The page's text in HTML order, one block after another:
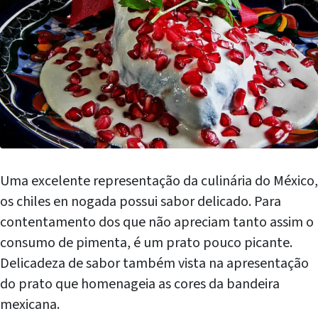
Uma excelente representação da culinária do México,
os chiles en nogada possui sabor delicado. Para
contentamento dos que não apreciam tanto assim o
consumo de pimenta, é um prato pouco picante.
Delicadeza de sabor também vista na apresentação
do prato que homenageia as cores da bandeira
mexicana.